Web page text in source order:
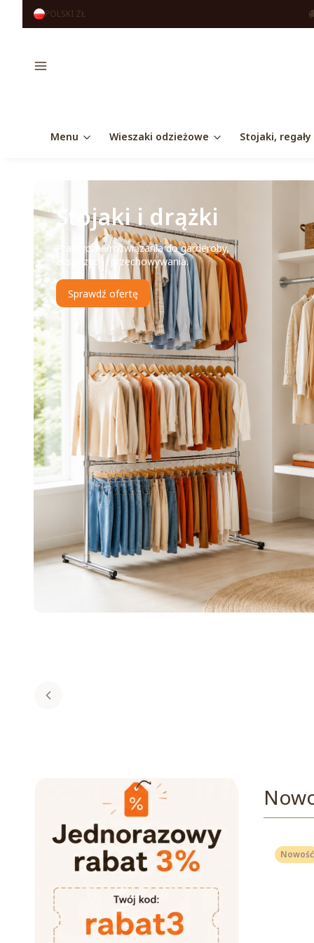
POLSKI ZŁ
Menu
Menu Wieszaki odzieżowe Stojaki,
Stojaki i drążki
Praktyczne rozwiązania do garderoby,
ekspozycji i przechowywania.
Sprawdź ofertę
Nowość